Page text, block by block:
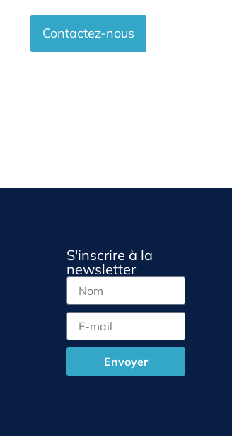
Contactez-nous
S'inscrire à la
newsletter
Envoyer